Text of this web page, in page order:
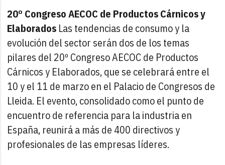
20º Congreso AECOC de Productos Cárnicos y
Elaborados Las tendencias de consumo y la
evolución del sector serán dos de los temas
pilares del 20º Congreso AECOC de Productos
Cárnicos y Elaborados, que se celebrará entre el
10 y el 11 de marzo en el Palacio de Congresos de
Lleida. El evento, consolidado como el punto de
encuentro de referencia para la industria en
España, reunirá a más de 400 directivos y
profesionales de las empresas líderes.